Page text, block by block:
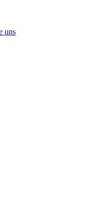
uns